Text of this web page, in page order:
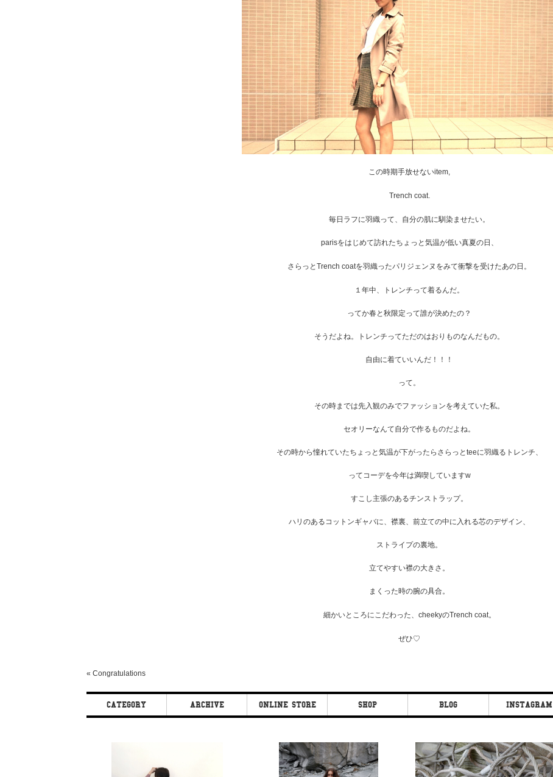
この時期手放せないitem,
Trench coat.
毎日ラフに羽織って、自分の肌に馴染ませたい。
parisをはじめて訪れたちょっと気温が低い真夏の日、
さらっと Trench coatを羽織ったパリジェンヌをみて衝撃を受けたあの日。
１年中、トレンチって着るんだ。
ってか春と秋限定って誰が決めたの？
そうだよね。トレンチってただのはおりものなんだもの。
自由に着ていいんだ！！！
って。
その時までは先入観のみでファッションを考えていた私。
セオリーなんて自分で作るものだよね。
その時から憧れていたちょっと気温が下がったらさらっとteeに羽織るトレンチ、
ってコーデを今年は満喫していますw
すこし主張のあるチンストラップ。
ハリのあるコットンギャバに、襟裏、前立ての中に入れる芯のデザイン、
ストライプの裏地。
立てやすい襟の大きさ。
まくった時の腕の具合。
細かいところにこだわった、cheekyのTrench coat。
ぜひ♡
« Congratulations
CATEGORY ARCHIVE ONLINE STORE SHOP
CLEOPATRA
FAN
BLOG
FAN
CLEIPATRA FIG
INSTAGRAM